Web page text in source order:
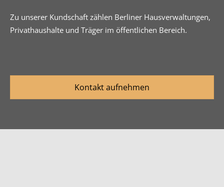
Zu unserer Kundschaft zählen Berliner Hausverwaltungen,
Privathaushalte und Träger im öffentlichen Bereich.
Kontakt aufnehmen